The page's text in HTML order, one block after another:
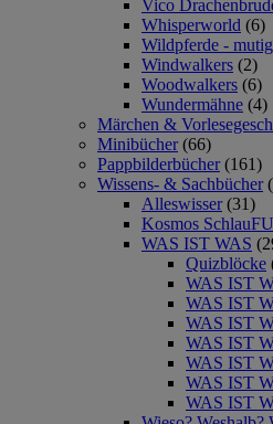
Vico
Whisperworld (6)
Wildpferde -
Windwalkers (2)
Woodwalkers (6)
Wundermähne (4)
Märchen &
Minibücher (66)
Pappbilderbücher (161)
Wissens- & Sachbücher
Alleswisser (31)
Kosmos
WAS IST WAS
Quizblöcke
WAS IST
WAS IST
WAS IST
WAS IST
WAS IST
WAS IST
WAS IST